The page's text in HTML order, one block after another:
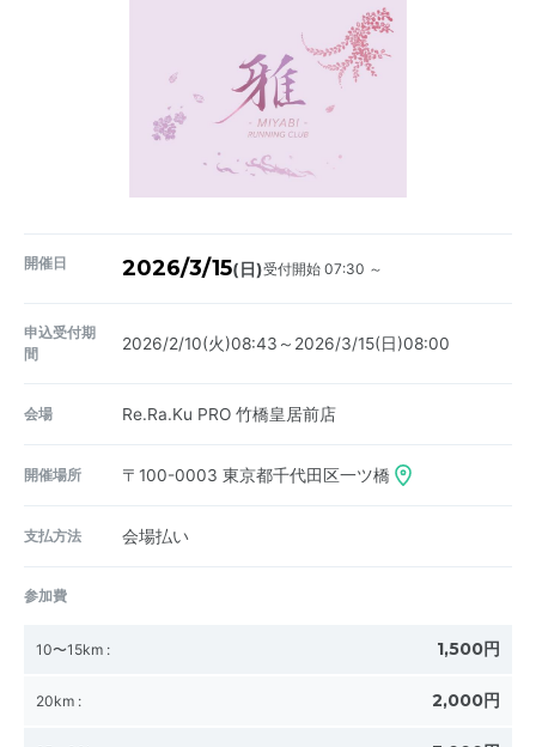
開催日 2026/3/15(日)受付開始 07:30 ～
申込受付期
間
2026/2/10(火)08:43～2026/3/15(日)08:00
会場 Re.Ra.Ku PRO 竹橋皇居前店
開催場所 〒100-0003 東京都千代田区一ツ橋
支払方法 会場払い
参加費
10〜15km : 1,500円
20km : 2,000円